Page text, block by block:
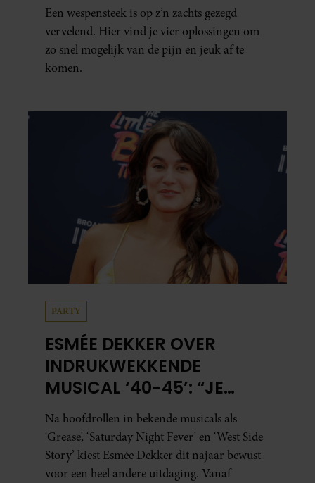
Een wespensteek is op z’n zachts gezegd
vervelend. Hier vind je vier oplossingen om
zo snel mogelijk van de pijn en jeuk af te
komen.
PARTY
ESMÉE DEKKER OVER
INDRUKWEKKENDE
MUSICAL ‘40-45’: “JE
BESEFT INEENS HOE
KOSTBAAR VRIJHEID IS”
Na hoofdrollen in bekende musicals als
‘Grease’, ‘Saturday Night Fever’ en ‘West Side
Story’ kiest Esmée Dekker dit najaar bewust
voor een heel andere uitdaging. Vanaf